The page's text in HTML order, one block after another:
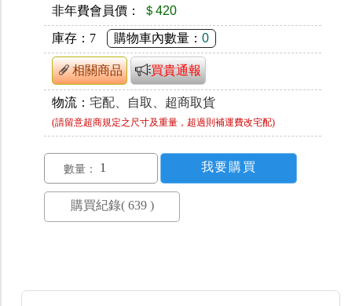
非年費會員價： ＄420
庫存： 7 購物車內數量： 0
相關商品 買貴通報
物流： 宅配、自取、超商取貨
(請留意超商規定之尺寸及重量，超過則補運費改宅配)
數量：